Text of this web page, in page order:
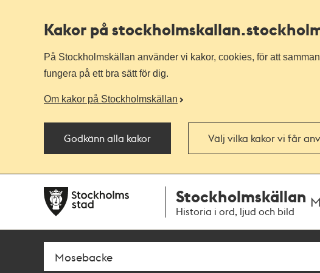
Kakor på stockholmskallan
På Stockholmskällan använder vi kakor, cookies, för att
fungera på ett bra sätt för dig.
Om kakor på Stockholmskällan
Godkänn alla kakor Välj vilka kakor vi får
navigationen
huvudinnehållet
Stockholmskällan
Historia i ord, ljud och bild
Sök